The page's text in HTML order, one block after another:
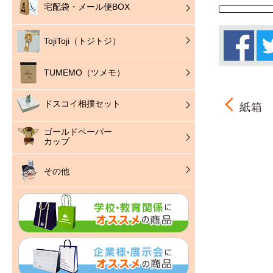
紙箱
宅配袋・メール便BOX
TojiToji（トジトジ）
TUMEMO（ツメモ）
ドスコイ相撲セット
ゴールドペーパー
カップ
その他